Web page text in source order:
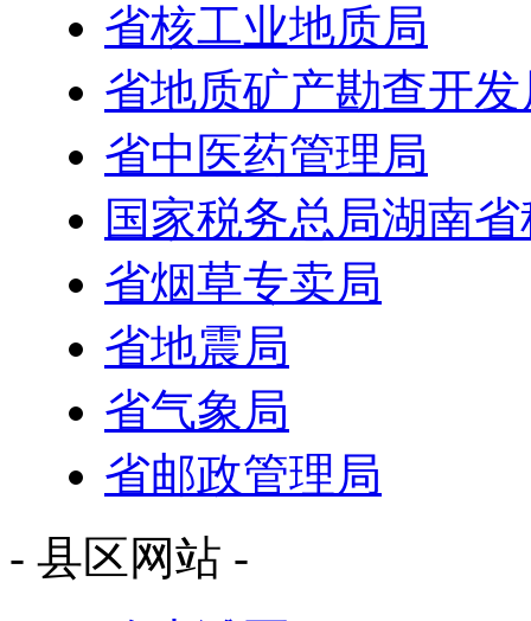
省核工业地质局
省地质矿产勘查开发
省中医药管理局
国家税务总局湖南
省烟草专卖局
省地震局
省气象局
省邮政管理局
- 县区网站 -